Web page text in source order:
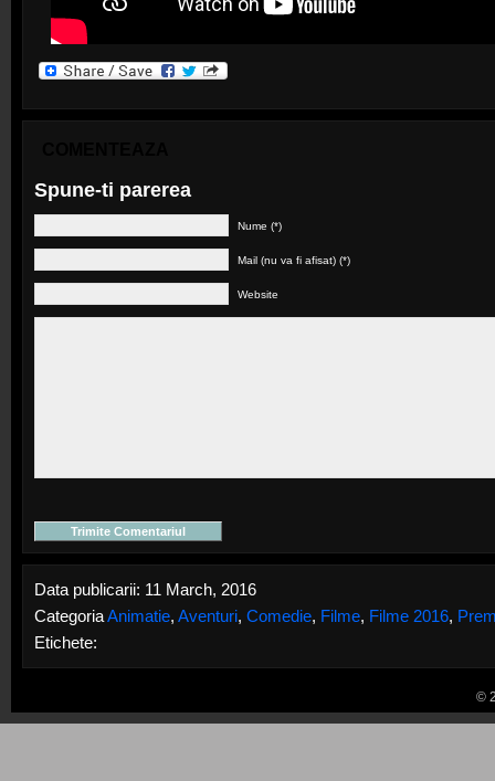
Spune-ti parerea
Nume (*)
Mail (nu va fi afisat) (*)
Website
Data publicarii: 11 March, 2016
CategoriaAnimatie, Aventuri, Comedie, Filme, Filme 2016,
Etichete:
©